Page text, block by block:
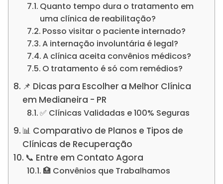
Quanto tempo dura o tratamento em
uma clínica de reabilitação?
Posso visitar o paciente internado?
A internação involuntária é legal?
A clínica aceita convênios médicos?
O tratamento é só com remédios?
📌 Dicas para Escolher a Melhor Clínica
em Medianeira - PR
✅ Clínicas Validadas e 100% Seguras
📊 Comparativo de Planos e Tipos de
Clínicas de Recuperação
📞 Entre em Contato Agora
🏥 Convênios que Trabalhamos